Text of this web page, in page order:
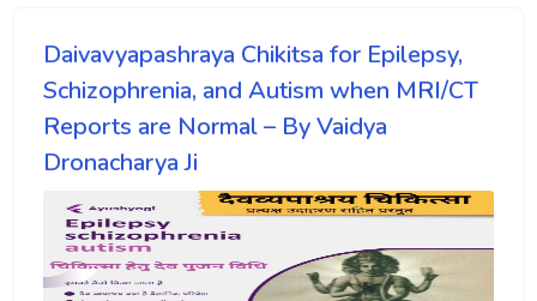
Daivavyapashraya Chikitsa for Epilepsy,
Schizophrenia, and Autism when MRI/CT
Reports are Normal – By Vaidya
Dronacharya Ji